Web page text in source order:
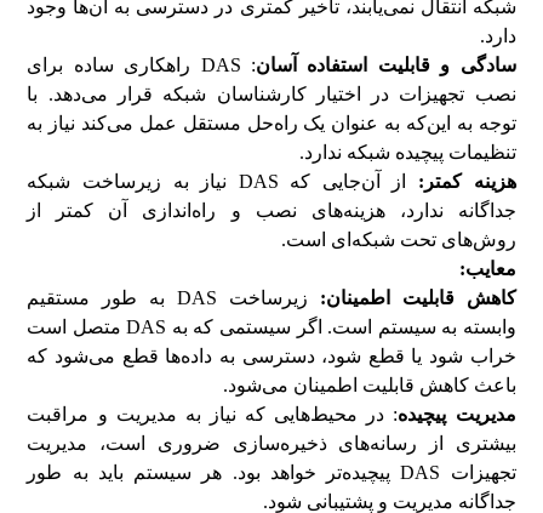
شبکه انتقال نمی‌یابند، تاخیر کمتری در دسترسی به آن‌ها وجود
دارد.
سادگی و قابلیت استفاده آسان
: DAS راهکاری ساده برای
نصب تجهیزات در اختیار کارشناسان شبکه قرار می‌دهد. با
توجه به این‌که به عنوان یک راه‌حل مستقل عمل می‌کند نیاز به
تنظیمات پیچیده شبکه ندارد.
هزینه کمتر:
از آن‌جایی که DAS نیاز به زیرساخت شبکه
جداگانه ندارد، هزینه‌های نصب و راه‌اندازی آن کمتر از
روش‌های تحت شبکه‌ای است.
معایب:
کاهش قابلیت اطمینان:
زیرساخت DAS به طور مستقیم
وابسته به سیستم است. اگر سیستمی که به DAS متصل است
خراب شود یا قطع شود، دسترسی به داده‌ها قطع می‌شود که
باعث کاهش قابلیت اطمینان می‌شود.
مدیریت پیچیده: در محیط‌هایی که نیاز به مدیریت و مراقبت
بیشتری از رسانه‌های ذخیره‌سازی ضروری است، مدیریت
تجهیزات DAS پیچیده‌تر خواهد بود. هر سیستم باید به طور
جداگانه مدیریت و پشتیبانی شود.